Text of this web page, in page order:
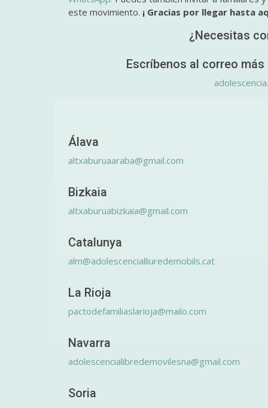
este movimiento. ¡ Gracias por llegar hasta
¿Necesitas
Escríbenos al correo
Álava
altxaburuaaraba@gmail.com
Bizkaia
altxaburuabizkaia@gmail.com
Catalunya
alm@adolescencialliuredemobils.cat
La Rioja
pactodefamiliaslarioja@mailo.com
Navarra
adolescencialibredemovilesna@gmail.com
Soria